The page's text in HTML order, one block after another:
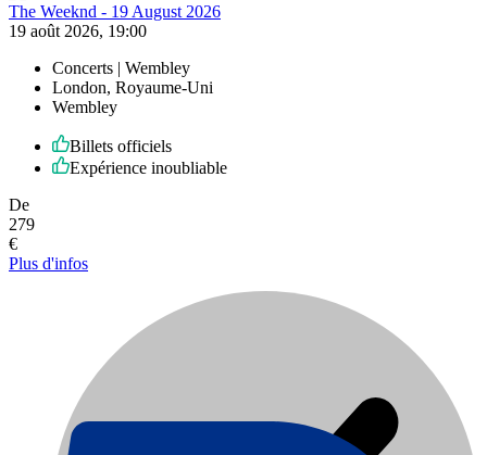
The Weeknd - 19 August 2026
19 août 2026, 19:00
Concerts | Wembley
London, Royaume-Uni
Wembley
Billets officiels
Expérience inoubliable
De
279
€
Plus d'infos